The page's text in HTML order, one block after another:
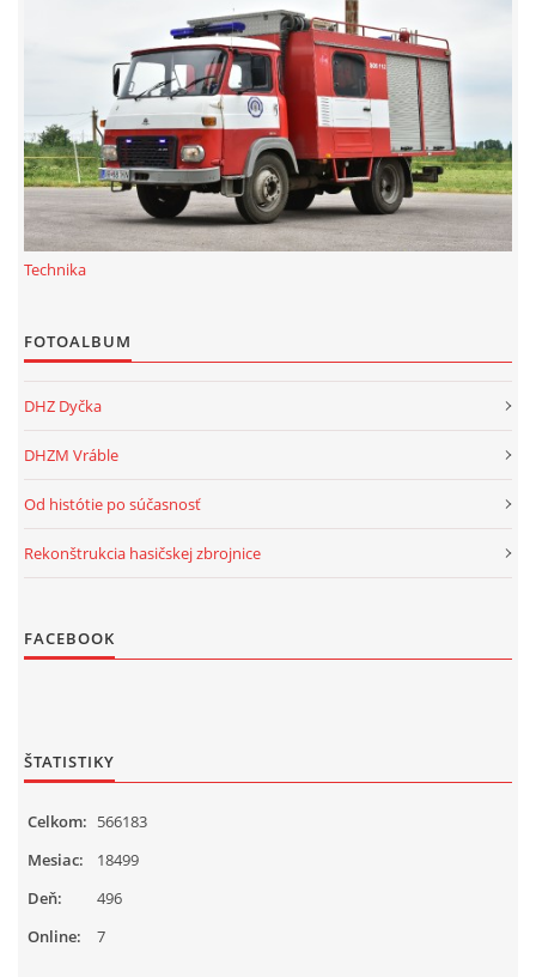
Technika
FOTOALBUM
DHZ Dyčka
DHZM Vráble
Od histótie po súčasnosť
Rekonštrukcia hasičskej zbrojnice
FACEBOOK
ŠTATISTIKY
Online: 7
Celkom: 566183
Mesiac:
18499
Deň:
496